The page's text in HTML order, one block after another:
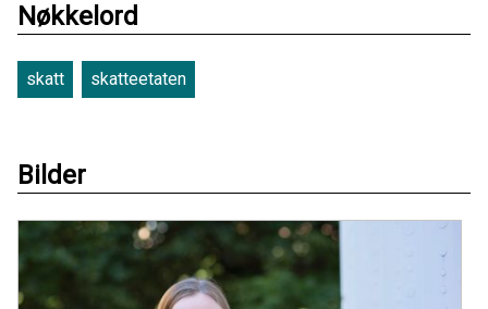
Nøkkelord
skatt skatteetaten
Bilder